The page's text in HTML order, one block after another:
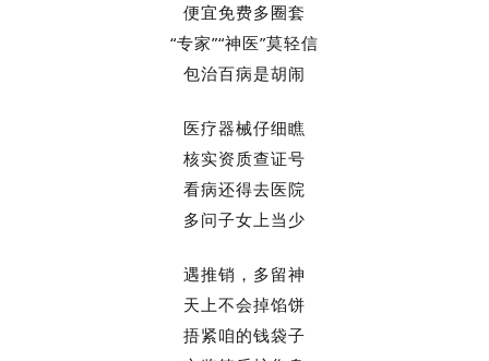
便宜免费多圈套
“专家”“神医”莫轻信
包治百病是胡闹
医疗器械仔细瞧
核实资质查证号
看病还得去医院
多问子女上当少
遇推销，多留神
天上不会掉馅饼
捂紧咱的钱袋子